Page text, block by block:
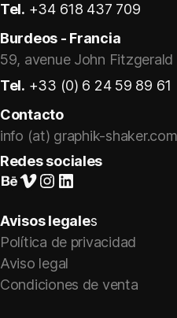
Tel. +34 618 437 709
Burdeos - Francia
59, avenue John
Tel. +33 (0) 6 24 59 89 61
Contacto
info (at) graphik-shaker.com
Redes sociales
Suivez-nous sur Behance
Vimeo
Instagram
LinkedIn
Avisos legales
Política de privacidad
Aviso legal
Condiciones de venta